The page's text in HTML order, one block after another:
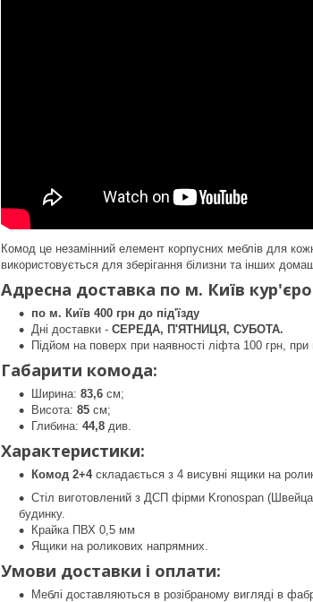
Комод це незамінний елемент корпусних меблів для
використовується для зберігання білизни та інших
Адресна доставка по м. Київ
по м. Київ 400 грн до під'їзду
Дні доставки - СЕРЕДА, П'ЯТНИЦЯ, СУБОТА.
Підйом на поверх при наявності ліфта 100 грн, при
Габарити комода:
Ширина: 83,6 см;
Висота: 85 см;
Глибина: 44,8 див.
Характеристики:
Комод 2+4 складається з 4 висувні ящики на
Стіл виготовлений з ДСП фірми Kronospan
будинку.
Крайка ПВХ 0,5 мм
Ящики на роликових напрямних.
Умови доставки і оплати:
Меблі доставляються в розібраному вигляді в